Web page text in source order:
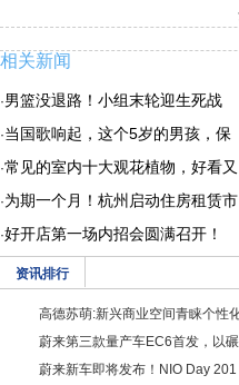
相关新闻
·男篮没退路！小组末轮迎生死战
·当国歌响起，这个5岁的男孩，保
·常见的室内十大观花植物，好看又
·为期一个月！杭州启动住房租赁市
·好开店第一场内招会圆满召开！
资讯排行
高德苏萌:新兴商业空间青睐个性
蔚来第三款量产车EC6首发，以
蔚来新车即将发布！NIO Day 201